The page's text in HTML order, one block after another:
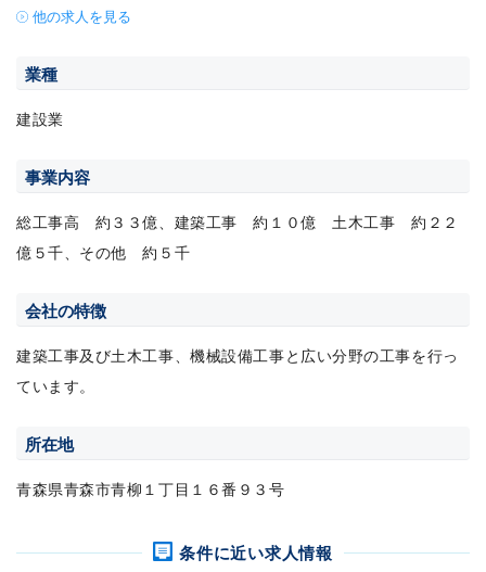
他の求人を見る
業種
建設業
事業内容
総工事高 約３３億、建築工事 約１０億 土木工事 約２２
億５千、その他 約５千
会社の特徴
建築工事及び土木工事、機械設備工事と広い分野の工事を行っ
ています。
所在地
青森県青森市青柳１丁目１６番９３号
条件に近い求人情報